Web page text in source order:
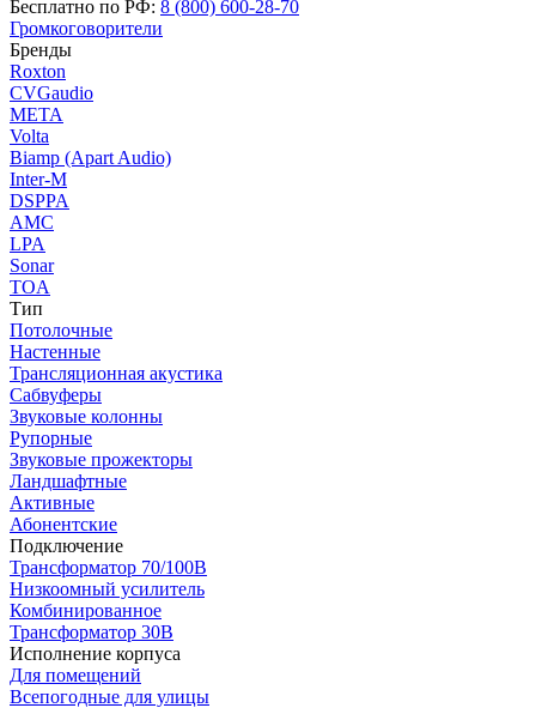
Бесплатно по РФ: 8 (800) 600-28-70
Громкоговорители
Бренды
Roxton
CVGaudio
МЕТА
Volta
Biamp (Apart Audio)
Inter-M
DSPPA
AMC
LPA
Sonar
TOA
Тип
Потолочные
Настенные
Трансляционная акустика
Сабвуферы
Звуковые колонны
Рупорные
Звуковые прожекторы
Ландшафтные
Активные
Абонентские
Подключение
Трансформатор 70/100В
Низкоомный усилитель
Комбинированное
Трансформатор 30В
Исполнение корпуса
Для помещений
Всепогодные для улицы